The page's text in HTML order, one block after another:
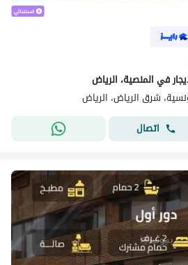
شرق الرياض، الرياض
اتصال